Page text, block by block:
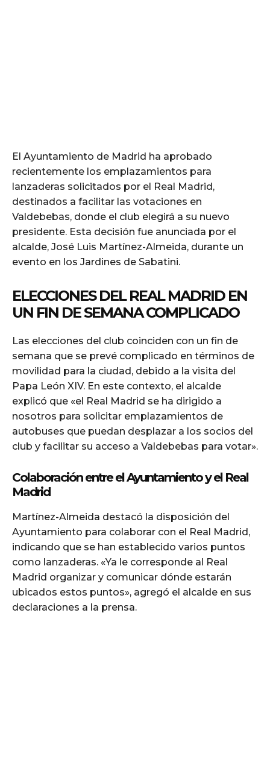
El Ayuntamiento de Madrid ha aprobado
recientemente los emplazamientos para
lanzaderas solicitados por el Real Madrid,
destinados a facilitar las votaciones en
Valdebebas, donde el club elegirá a su nuevo
presidente. Esta decisión fue anunciada por el
alcalde, José Luis Martínez-Almeida, durante un
evento en los Jardines de Sabatini.
ELECCIONES DEL REAL MADRID EN
UN FIN DE SEMANA COMPLICADO
Las elecciones del club coinciden con un fin de
semana que se prevé complicado en términos de
movilidad para la ciudad, debido a la visita del
Papa León XIV. En este contexto, el alcalde
explicó que «el Real Madrid se ha dirigido a
nosotros para solicitar emplazamientos de
autobuses que puedan desplazar a los socios del
club y facilitar su acceso a Valdebebas para votar».
Colaboración entre el Ayuntamiento y el Real
Madrid
Martínez-Almeida destacó la disposición del
Ayuntamiento para colaborar con el Real Madrid,
indicando que se han establecido varios puntos
como lanzaderas. «Ya le corresponde al Real
Madrid organizar y comunicar dónde estarán
ubicados estos puntos», agregó el alcalde en sus
declaraciones a la prensa.